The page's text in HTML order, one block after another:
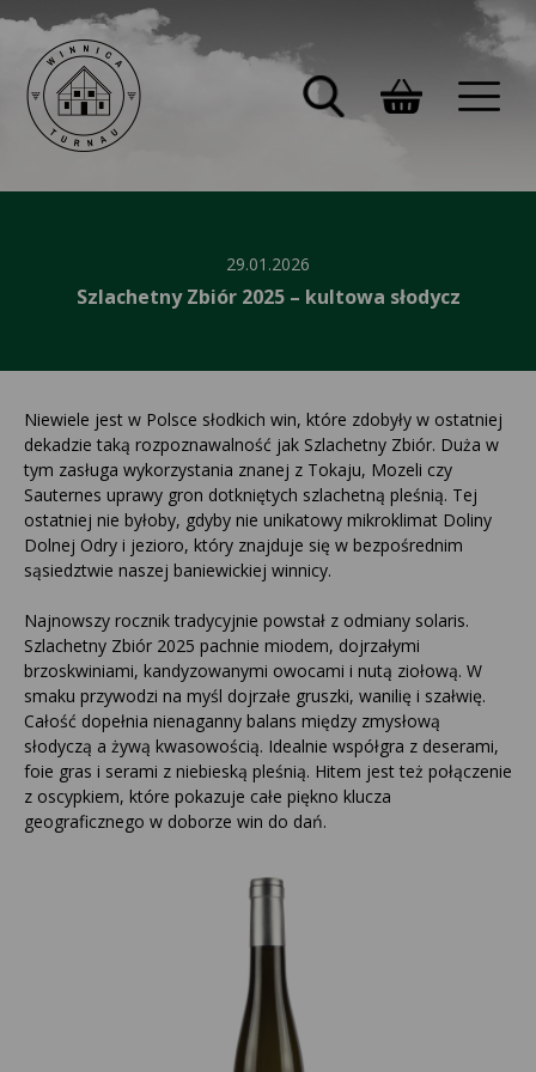
29.01.2026
Szlachetny Zbiór 2025 – kultowa słodycz
Niewiele jest w Polsce słodkich win, które zdobyły w ostatniej
dekadzie taką rozpoznawalność jak Szlachetny Zbiór. Duża w
tym zasługa wykorzystania znanej z Tokaju, Mozeli czy
Sauternes uprawy gron dotkniętych szlachetną pleśnią. Tej
ostatniej nie byłoby, gdyby nie unikatowy mikroklimat Doliny
Dolnej Odry i jezioro, który znajduje się w bezpośrednim
sąsiedztwie naszej baniewickiej winnicy.
Najnowszy rocznik tradycyjnie powstał z odmiany solaris.
Szlachetny Zbiór 2025 pachnie miodem, dojrzałymi
brzoskwiniami, kandyzowanymi owocami i nutą ziołową. W
smaku przywodzi na myśl dojrzałe gruszki, wanilię i szałwię.
Całość dopełnia nienaganny balans między zmysłową
słodyczą a żywą kwasowością. Idealnie współgra z deserami,
foie gras i serami z niebieską pleśnią. Hitem jest też połączenie
z oscypkiem, które pokazuje całe piękno klucza
geograficznego w doborze win do dań.